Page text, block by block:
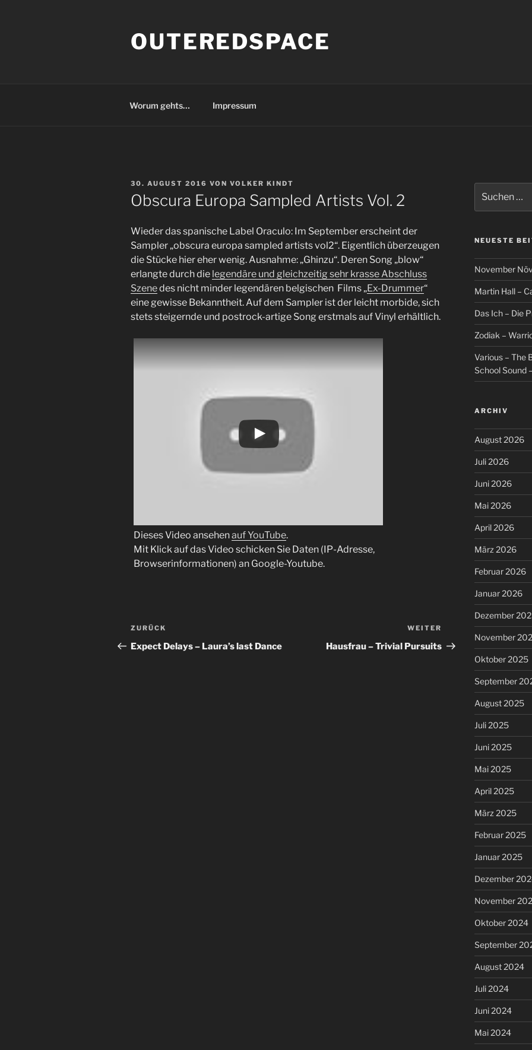
OUTEREDSPACE
Worum gehts… Impressum
VERÖFFENTLICHT
AM
30. AUGUST 2016 VON VOLKER KINDT
Obscura Europa Sampled Artists Vol. 2
Wieder das spanische Label Oraculo: Im September erscheint der
Sampler „obscura europa sampled artists vol2“. Eigentlich überzeugen
die Stücke hier eher wenig. Ausnahme: „Ghinzu“. Deren Song „blow“
erlangte durch die legendäre und gleichzeitig sehr krasse Abschluss
Szenedes nicht minder legendären belgischen Films „Ex-Drummer“
eine gewisse Bekanntheit. Auf dem Sampler ist der leicht morbide, sich
stets steigernde und postrock-artige Song erstmals auf Vinyl erhältlich.
Dieses Video ansehenauf YouTube.
Mit Klick auf das Video schicken Sie Daten (IP-Adresse,
Browserinformationen) an Google-Youtube.
Beitragsnavigation
Vorheriger
Beitrag
ZURÜCK
Expect Delays – Laura’s last Dance
Nächster
Beitrag
WEITER
Hausfrau – Trivial Pursuits
nach:
NEUESTE
November
Martin Hall –
Das Ich – Die
Zodiak –
Various – The
School Sound
ARCHIV
August 2026
Juli 2026
Juni 2026
Mai 2026
April 2026
März 2026
Februar 2026
Januar 2026
Dezember
November
Oktober 2025
September
August 2025
Juli 2025
Juni 2025
Mai 2025
April 2025
März 2025
Februar 2025
Januar 2025
Dezember
November
Oktober 2024
September
August 2024
Juli 2024
Juni 2024
Mai 2024